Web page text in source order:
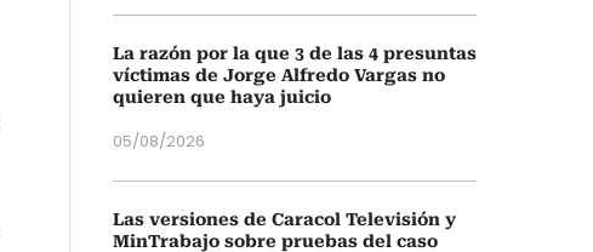
La razón por la que 3 de las 4 presuntas
víctimas de Jorge Alfredo Vargas no
quieren que haya juicio
05/08/2026
Las versiones de Caracol Televisión y
MinTrabajo sobre pruebas del caso